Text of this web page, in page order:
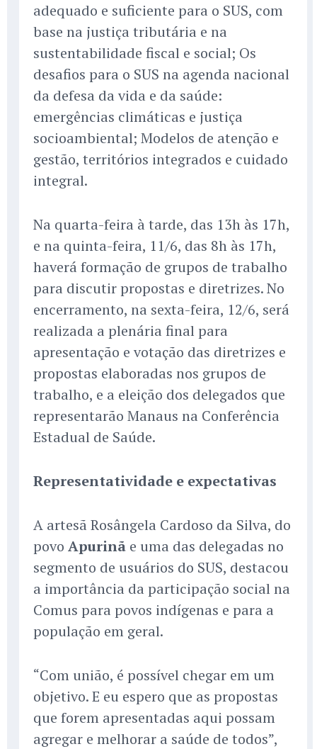
adequado e suficiente para o SUS, com
base na justiça tributária e na
sustentabilidade fiscal e social; Os
desafios para o SUS na agenda nacional
da defesa da vida e da saúde:
emergências climáticas e justiça
socioambiental; Modelos de atenção e
gestão, territórios integrados e cuidado
integral.
Na quarta-feira à tarde, das 13h às 17h,
e na quinta-feira, 11/6, das 8h às 17h,
haverá formação de grupos de trabalho
para discutir propostas e diretrizes. No
encerramento, na sexta-feira, 12/6, será
realizada a plenária final para
apresentação e votação das diretrizes e
propostas elaboradas nos grupos de
trabalho, e a eleição dos delegados que
representarão Manaus na Conferência
Estadual de Saúde.
Representatividade e expectativas
A artesã Rosângela Cardoso da Silva, do
povo Apurinã e uma das delegadas no
segmento de usuários do SUS, destacou
a importância da participação social na
Comus para povos indígenas e para a
população em geral.
“Com união, é possível chegar em um
objetivo. E eu espero que as propostas
que forem apresentadas aqui possam
agregar e melhorar a saúde de todos”,